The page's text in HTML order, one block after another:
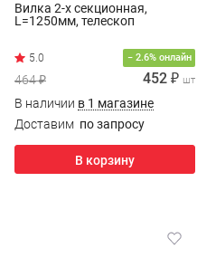
Вилка 2-х секционная,
L=1250мм, телескоп
− 2.6% онлайн
464 ₽ 452 ₽ шт
В наличии в 1 магазине
Доставим по запросу
В корзину